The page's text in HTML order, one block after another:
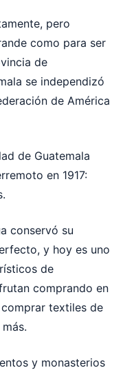
pero
como para ser
de
se independizó
de América
de Guatemala
en 1917:
conservó su
y hoy es uno
de
comprando en
textiles de
y monasterios